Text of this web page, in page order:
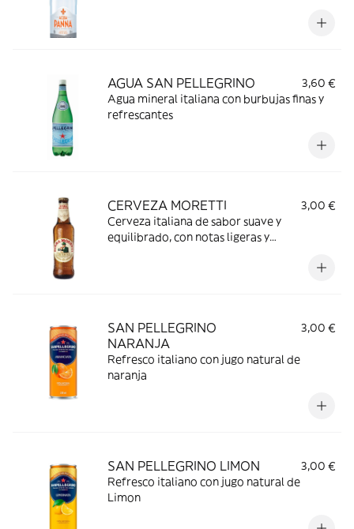
AGUA SAN PELLEGRINO
3,60 €
Agua mineral italiana con burbujas finas y
refrescantes
CERVEZA MORETTI
3,00 €
Cerveza italiana de sabor suave y
equilibrado, con notas ligeras y
SAN PELLEGRINO
NARANJA
3,00 €
Refresco italiano con jugo natural de
naranja
SAN PELLEGRINO LIMON
3,00 €
Refresco italiano con jugo natural de
Limon